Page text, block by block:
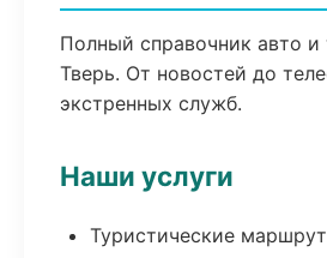
Полный справочник авто и
Тверь. От новостей до
экстренных служб.
Наши услуги
Туристические